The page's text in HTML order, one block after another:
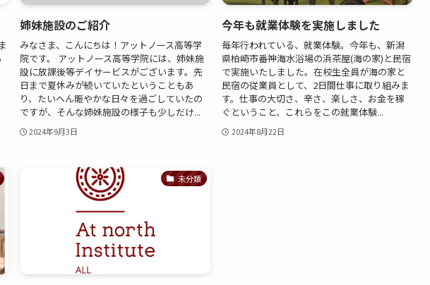
姉妹施設のご紹介
みなさま、こんにちは！アットノース高等学
院です。 アットノース高等学院には、姉妹施
設に放課後等デイサービスがございます。先
日まで夏休みが続いていたということもあ
り、たいへん賑やかな日々を過ごしていたの
ですが、そんな姉妹施設の様子も少しだけ...
2024年9月3日
今年も就業体験を実施しました
毎年行われている、就業体験。今年も、新潟
県柏崎市番神海水浴場の浜茶屋(海の家)と民宿
で実施いたしました。在校生全員が海の家と
民宿の従業員として、2日間仕事に取り組みま
す。仕事の大切さ、辛さ、楽しさ、お金を稼
ぐということ、これらをこの就業体験...
2024年8月22日
未分類